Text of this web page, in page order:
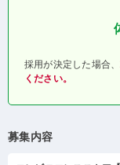
採用が決定した場合、
ください。
募集内容